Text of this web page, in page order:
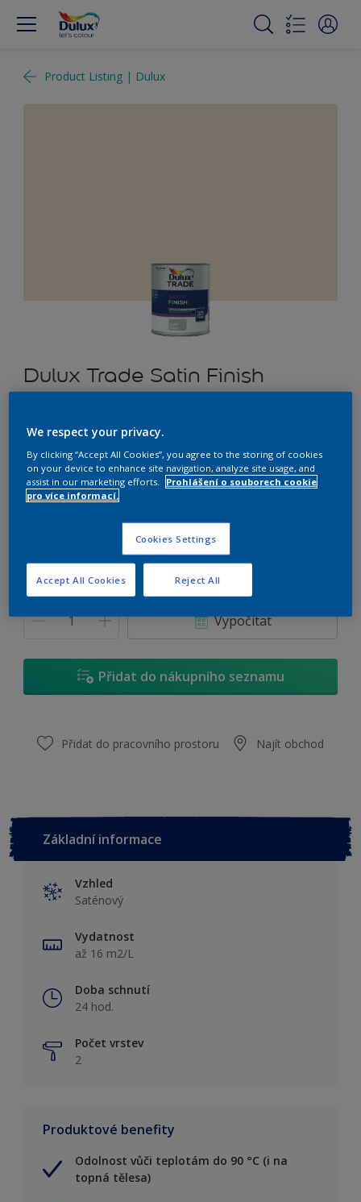
Product Listing | Dulux
Dulux Trade Satin Finish
F3.05.82
Změnit odstín
2,5 L
Množství Kalkulačka pro výpočet barvy
Vypočítat
Přidat do nákupního seznamu
Přidat do pracovního prostoru Najít obchod
Základní informace
Vzhled
Saténový
Vydatnost
až 16 m2/L
Doba schnutí
24 hod.
Počet vrstev
2
Produktové benefity
Odolnost vůči teplotám do 90 °C (i na
topná tělesa)
We respect your privacy.
By clicking “Accept All Cookies”, you agree to the storing of cookies
on your device to enhance site navigation, analyze site usage, and
assist in our marketing efforts.
Prohlášení o souborech cookie
pro více informací.
Cookies Settings
Reject All
Accept All Cookies